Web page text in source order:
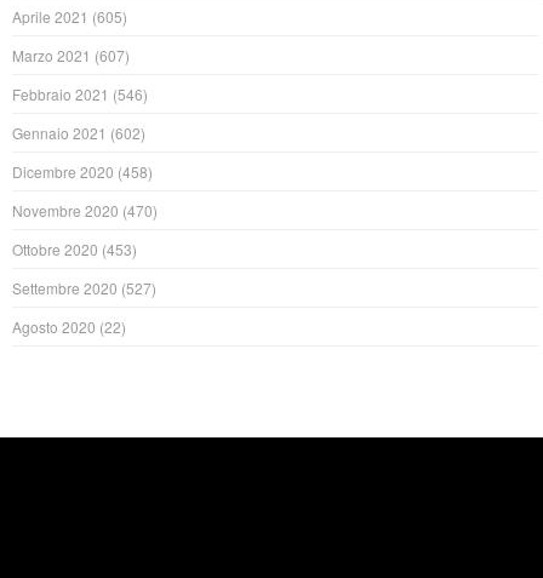
Aprile 2021 (605)
Marzo 2021 (607)
Febbraio 2021 (546)
Gennaio 2021 (602)
Dicembre 2020 (458)
Novembre 2020 (470)
Ottobre 2020 (453)
Settembre 2020 (527)
Agosto 2020 (22)